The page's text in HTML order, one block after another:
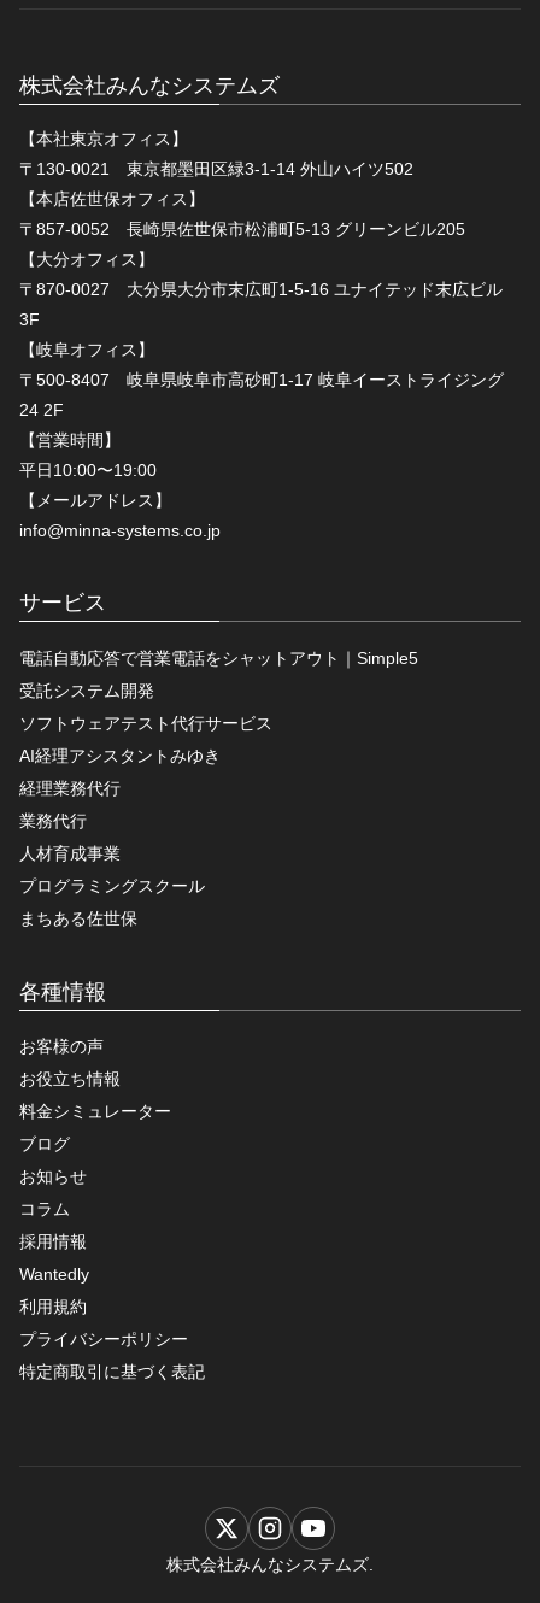
株式会社みんなシステムズ
【本社東京オフィス】
〒130-0021 東京都墨田区緑3-1-14 外山ハイツ502
【本店佐世保オフィス】
〒857-0052 長崎県佐世保市松浦町5-13 グリーンビル205
【大分オフィス】
〒870-0027 大分県大分市末広町1-5-16 ユナイテッド末広ビル
3F
【岐阜オフィス】
〒500-8407 岐阜県岐阜市高砂町1-17 岐阜イーストライジング
24 2F
【営業時間】
平日10:00〜19:00
【メールアドレス】
info@minna-systems.co.jp
サービス
電話自動応答で営業電話をシャットアウト｜Simple5
受託システム開発
ソフトウェアテスト代行サービス
AI経理アシスタントみゆき
経理業務代行
業務代行
人材育成事業
プログラミングスクール
まちある佐世保
各種情報
お客様の声
お役立ち情報
料金シミュレーター
ブログ
お知らせ
コラム
採用情報
Wantedly
利用規約
プライバシーポリシー
特定商取引に基づく表記
株式会社みんなシステムズ.